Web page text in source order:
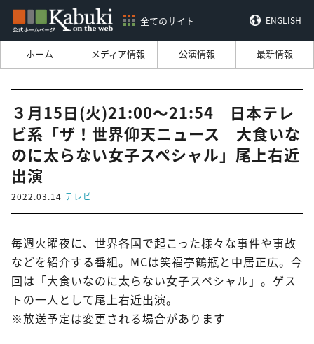
全てのサイト ENGLISH
ホーム メディア情報 公演情報 最新情報
３月15日(火)21:00～21:54 日本テレ
ビ系「ザ！世界仰天ニュース 大食いな
のに太らない女子スペシャル」尾上右近
出演
2022.03.14 テレビ
毎週火曜夜に、世界各国で起こった様々な事件や事故
などを紹介する番組。MCは笑福亭鶴瓶と中居正広。今
回は「大食いなのに太らない女子スペシャル」。ゲス
トの一人として尾上右近出演。
※放送予定は変更される場合があります